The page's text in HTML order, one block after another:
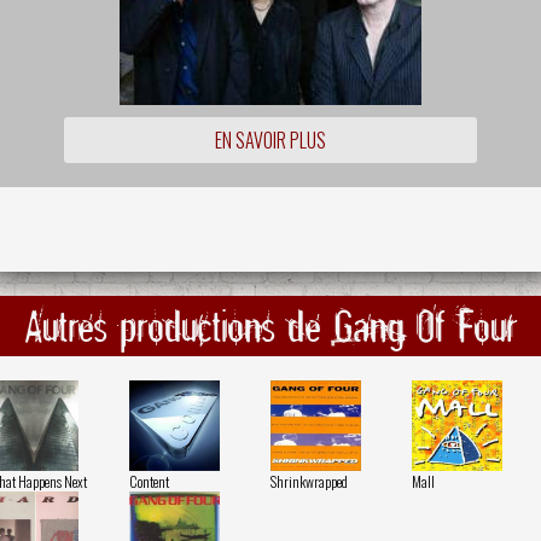
EN SAVOIR PLUS
Autres productions de Gang Of Four
Happens Next Content Shrinkwrapped Mall